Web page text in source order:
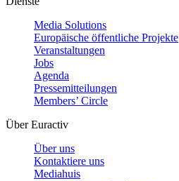
Media Solutions
Europäische öffentliche Projekte
Veranstaltungen
Jobs
Agenda
Pressemitteilungen
Members’ Circle
Über Euractiv
Über uns
Kontaktiere uns
Mediahuis